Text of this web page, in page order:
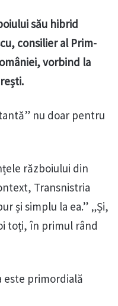
său hibrid
consilier al Prim-
vorbind la
nu doar pentru
războiului din
Transnistria
și simplu la ea.” „Și,
toți, în primul rând
este primordială